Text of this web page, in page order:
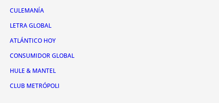
CULEMANÍA
LETRA GLOBAL
ATLÁNTICO HOY
CONSUMIDOR GLOBAL
HULE & MANTEL
CLUB METRÓPOLI